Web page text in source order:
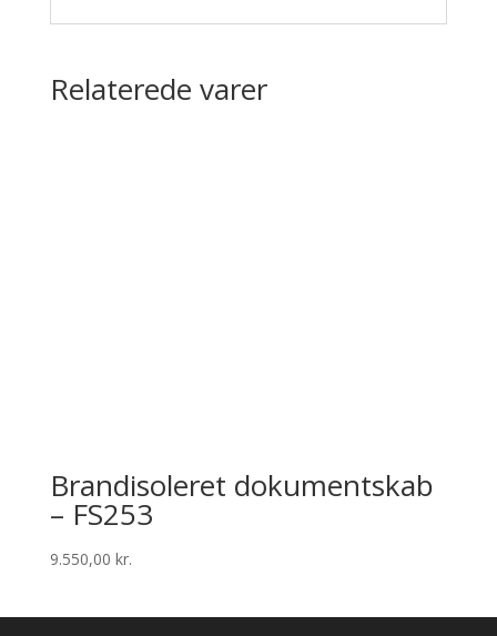
Relaterede varer
Brandisoleret dokumentskab
– FS253
9.550,00 kr.